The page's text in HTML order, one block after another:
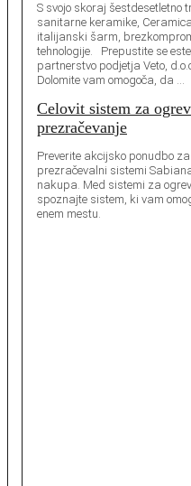
S svojo skoraj
sanitarne keramike,
italijanski šarm,
tehnologije. Prepustite se
partnerstvo podjetja Veto,
Dolomite vam omogoča, da …
Celovit sistem za
prezračevanje
Preverite akcijsko ponudbo
prezračevalni sistemi
nakupa. Med sistemi za
spoznajte sistem, ki vam
enem mestu.